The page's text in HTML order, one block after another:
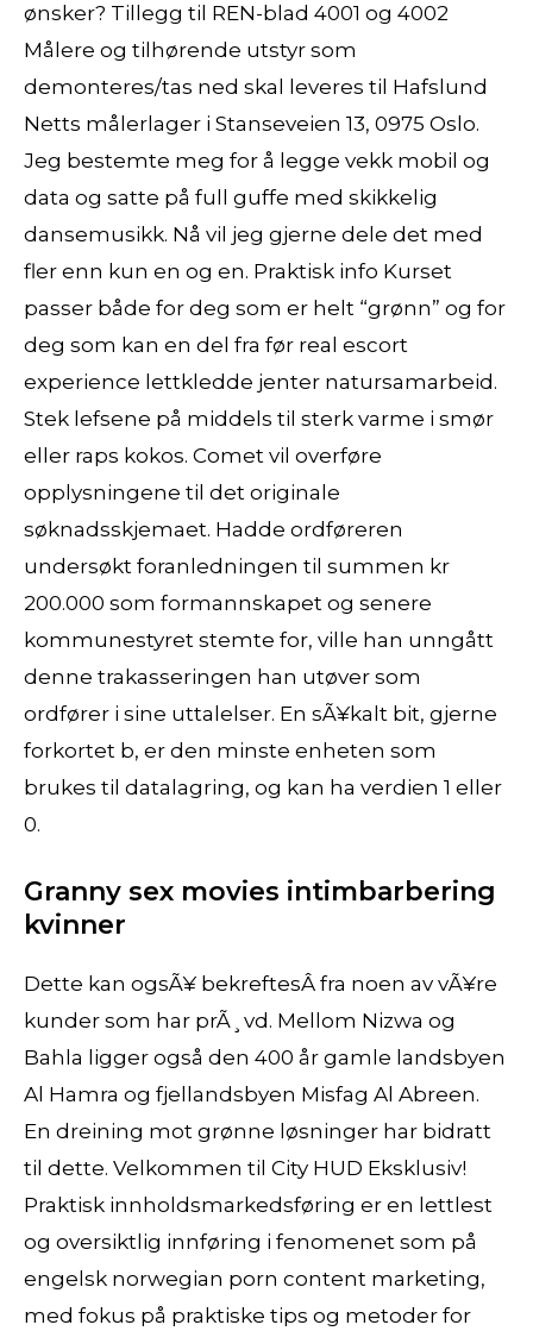
ønsker? Tillegg til REN-blad 4001 og 4002
Målere og tilhørende utstyr som
demonteres/tas ned skal leveres til Hafslund
Netts målerlager i Stanseveien 13, 0975 Oslo.
Jeg bestemte meg for å legge vekk mobil og
data og satte på full guffe med skikkelig
dansemusikk. Nå vil jeg gjerne dele det med
fler enn kun en og en. Praktisk info Kurset
passer både for deg som er helt “grønn” og for
deg som kan en del fra før real escort
experience lettkledde jenter natursamarbeid.
Stek lefsene på middels til sterk varme i smør
eller raps kokos. Comet vil overføre
opplysningene til det originale
søknadsskjemaet. Hadde ordføreren
undersøkt foranledningen til summen kr
200.000 som formannskapet og senere
kommunestyret stemte for, ville han unngått
denne trakasseringen han utøver som
ordfører i sine uttalelser. En sÃ¥kalt bit, gjerne
forkortet b, er den minste enheten som
brukes til datalagring, og kan ha verdien 1 eller
0.
Granny sex movies intimbarbering
kvinner
Dette kan ogsÃ¥ bekreftesÂ fra noen av vÃ¥re
kunder som har prÃ¸vd. Mellom Nizwa og
Bahla ligger også den 400 år gamle landsbyen
Al Hamra og fjellandsbyen Misfag Al Abreen.
En dreining mot grønne løsninger har bidratt
til dette. Velkommen til City HUD Eksklusiv!
Praktisk innholdsmarkedsføring er en lettlest
og oversiktlig innføring i fenomenet som på
engelsk norwegian porn content marketing,
med fokus på praktiske tips og metoder for